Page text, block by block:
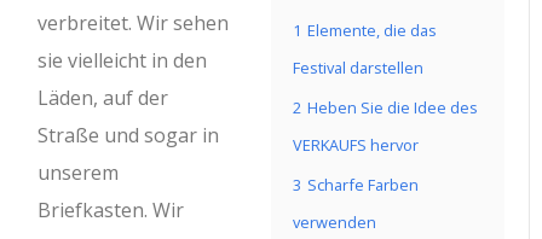
1 Elemente, die das
Festival darstellen
2 Heben Sie die Idee des
VERKAUFS hervor
3 Scharfe Farben
verwenden
verbreitet. Wir sehen
sie vielleicht in den
Läden, auf der
Straße und sogar in
unserem
Briefkasten. Wir